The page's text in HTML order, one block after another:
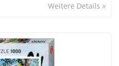
Weitere Details »